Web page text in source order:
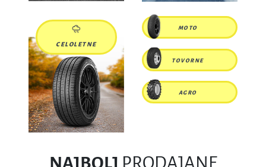
CELOLETNE
MOTO
TOVORNE
AGRO
NAJBOLJ PRODAJANE